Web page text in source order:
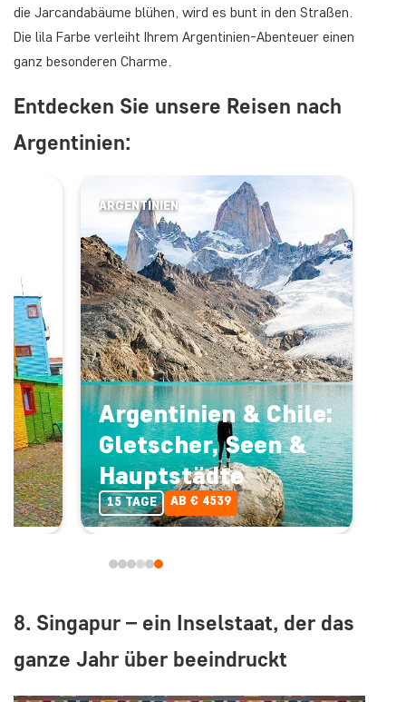
die Jarcandabäume blühen, wird es bunt in den Straßen.
Die lila Farbe verleiht Ihrem Argentinien-Abenteuer einen
ganz besonderen Charme.
Entdecken Sie unsere Reisen nach
Argentinien:
ARGENTINIEN
Argentinien & Chile:
Gletscher, Seen &
Hauptstädte
15 TAGE AB € 4539
8. Singapur – ein Inselstaat, der das
ganze Jahr über beeindruckt